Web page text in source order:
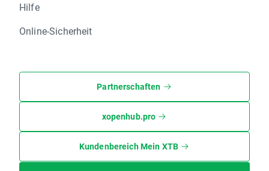
Hilfe
Online-Sicherheit
Partnerschaften
xopenhub.pro
Kundenbereich Mein XTB